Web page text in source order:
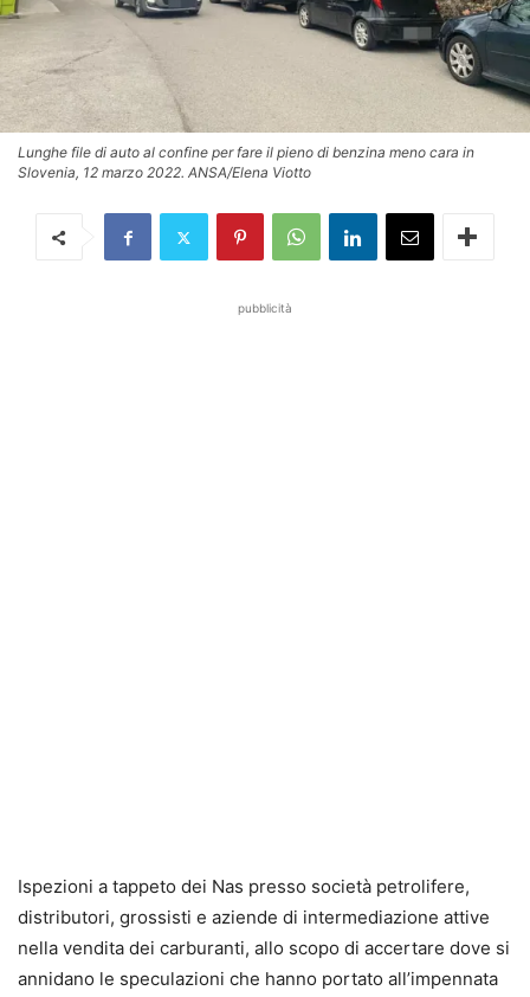
Lunghe file di auto al confine per fare il pieno di benzina meno cara in
Slovenia, 12 marzo 2022. ANSA/Elena Viotto
pubblicità
Ispezioni a tappeto dei Nas presso società petrolifere,
distributori, grossisti e aziende di intermediazione attive
nella vendita dei carburanti, allo scopo di accertare dove si
annidano le speculazioni che hanno portato all’impennata